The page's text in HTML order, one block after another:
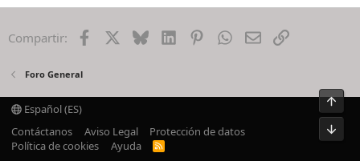
Compartir: Facebook BlueskyLinkedInPinterestWhatsApp
EmailEnlace
Foro General
Español (ES)
Contáctanos
Aviso Legal
Protección de datos
Política de cookies
Ayuda
R